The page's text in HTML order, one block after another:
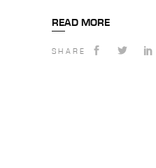
READ MORE
SHARE